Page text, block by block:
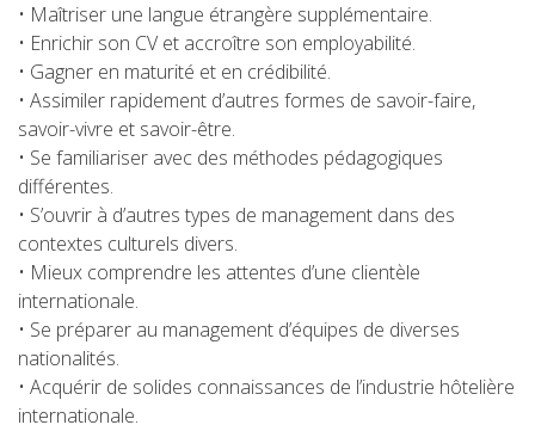
• Maîtriser une langue étrangère supplémentaire.
• Enrichir son CV et accroître son employabilité.
• Gagner en maturité et en crédibilité.
• Assimiler rapidement d’autres formes de savoir-faire,
savoir-vivre et savoir-être.
• Se familiariser avec des méthodes pédagogiques
différentes.
• S’ouvrir à d’autres types de management dans des
contextes culturels divers.
• Mieux comprendre les attentes d’une clientèle
internationale.
• Se préparer au management d’équipes de diverses
nationalités.
• Acquérir de solides connaissances de l’industrie hôtelière
internationale.